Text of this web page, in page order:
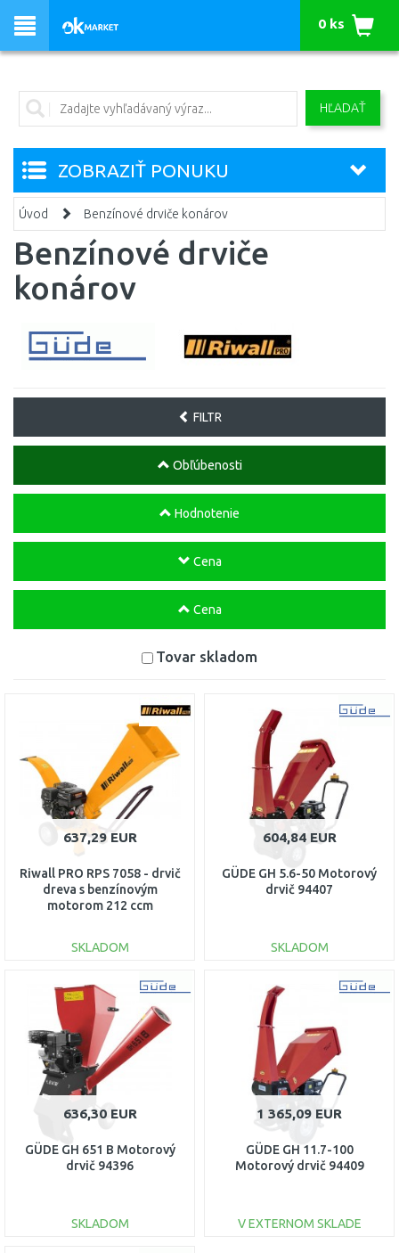
HĽADAŤ
0 ks
ZOBRAZIŤ PONUKU
Úvod Benzínové drviče konárov
Benzínové drviče
konárov
FILTR
Obľúbenosti
Hodnotenie
Cena
Cena
Tovar skladom
637,29 EUR
Riwall PRO RPS 7058 - drvič
dreva s benzínovým
motorom 212 ccm
SKLADOM
DO KOŠÍKA
Porovnať
604,84 EUR
GÜDE GH 5.6-50 Motorový
drvič 94407
SKLADOM
DO KOŠÍKA
636,30 EUR
GÜDE GH 651 B Motorový
drvič 94396
SKLADOM
1 365,09 EUR
GÜDE GH 11.7-100
Motorový drvič 94409
V EXTERNOM SKLADE